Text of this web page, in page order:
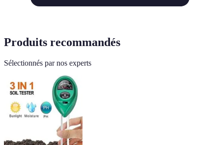
Produits recommandés
Sélectionnés par nos experts